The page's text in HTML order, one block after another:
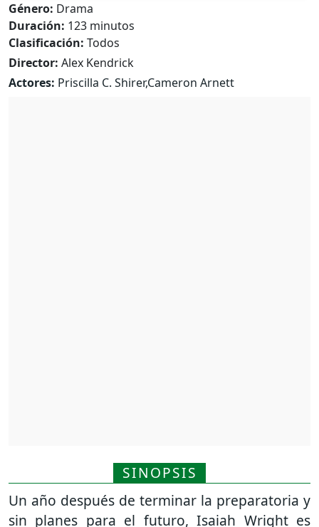
Género: Drama
Duración: 123 minutos
Clasificación: Todos
Director: Alex Kendrick
Actores: Priscilla C. Shirer,Cameron Arnett
SINOPSIS
Un año después de terminar la preparatoria y
sin planes para el futuro, Isaiah Wright es